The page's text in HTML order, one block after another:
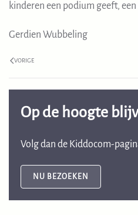
kinderen een podium geeft,
Gerdien Wubbeling
VORIGE
Op de hoogte
Volg dan de Kiddocom-
NU BEZOEKEN